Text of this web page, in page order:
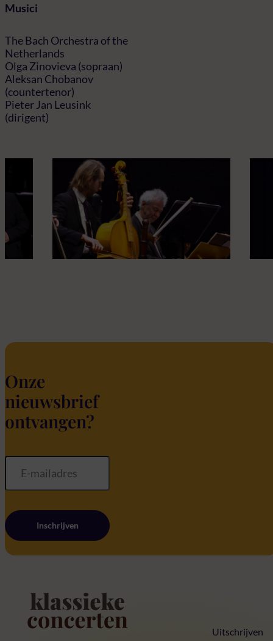
Musici
The Bach Orchestra of the
Netherlands
Olga Zinovieva (sopraan)
Aleksan Chobanov
(countertenor)
Pieter Jan Leusink
(dirigent)
Onze
nieuwsbrief
ontvangen?
Inschrijven
Uitschrijven